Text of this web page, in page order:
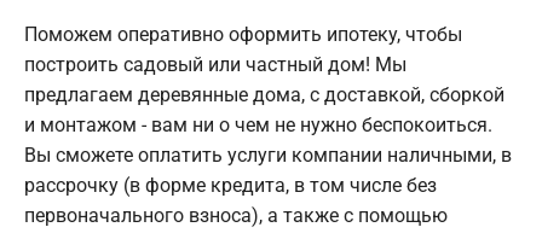
Поможем оперативно оформить ипотеку, чтобы
построить садовый или частный дом! Мы
предлагаем деревянные дома, с доставкой, сборкой
и монтажом - вам ни о чем не нужно беспокоиться.
Вы сможете оплатить услуги компании наличными, в
рассрочку (в форме кредита, в том числе без
первоначального взноса), а также с помощью